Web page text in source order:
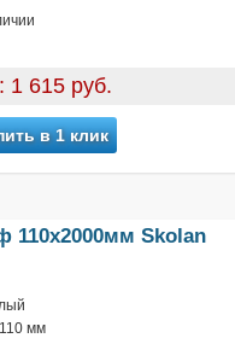
1 615 руб.
в 1 клик
110х2000мм Skolan
мм